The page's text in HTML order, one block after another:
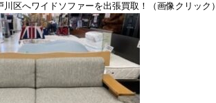
区へワイドソファーを出張買取！（画像クリック）